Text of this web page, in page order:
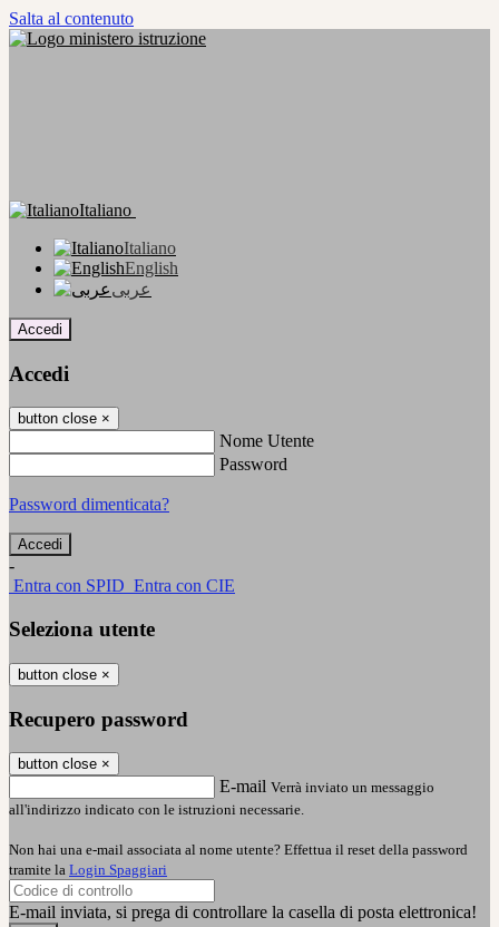
Salta al contenuto
Italiano
Italiano
English
عربى
Accedi
Accedi
button close ×
Nome Utente
Password
Password dimenticata?
-
Entra con SPID Entra con CIE
Seleziona utente
button close ×
Recupero password
button close ×
E-mail Verrà inviato un messaggio
all'indirizzo indicato con le istruzioni necessarie.
Non hai una e-mail associata al nome utente? Effettua il reset della password
tramite la Login Spaggiari
E-mail inviata, si prega di controllare la casella di posta elettronica!